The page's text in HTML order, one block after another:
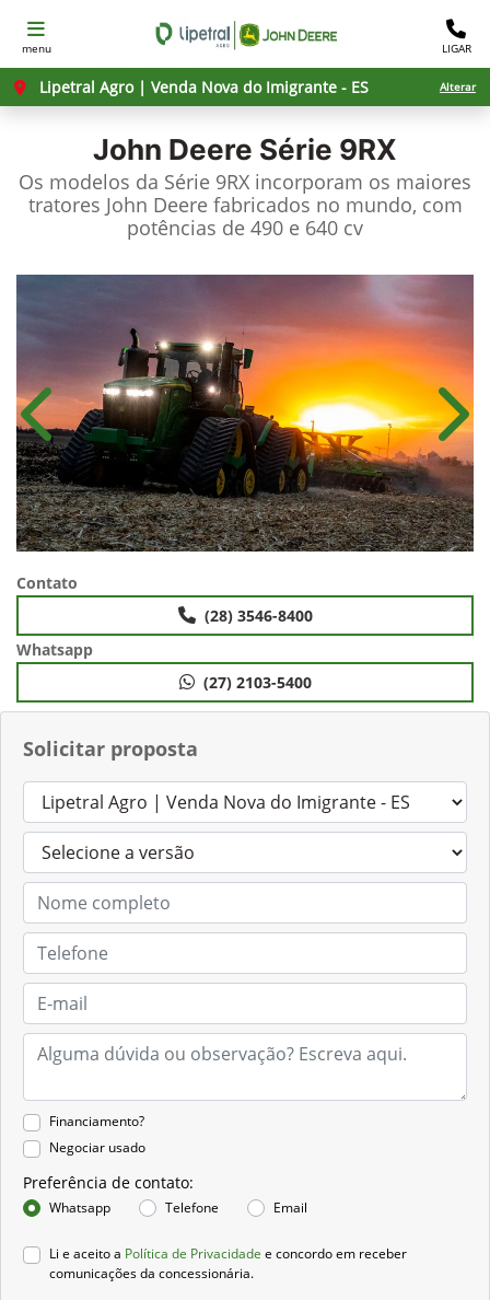
menu LIGAR
Lipetral Agro | Venda Nova do Imigrante - ES Alterar
John Deere Série 9RX
Os modelos da Série 9RX incorporam os maiores
tratores John Deere fabricados no mundo, com
potências de 490 e 640 cv
Solicitar proposta
Financiamento?
Negociar usado
Preferência de contato:
Whatsapp Telefone Email
Li e aceito a Política de Privacidade e concordo em receber
comunicações da concessionária.
Anterior
Contato
(28) 3546-8400
Whatsapp
(27) 2103-5400